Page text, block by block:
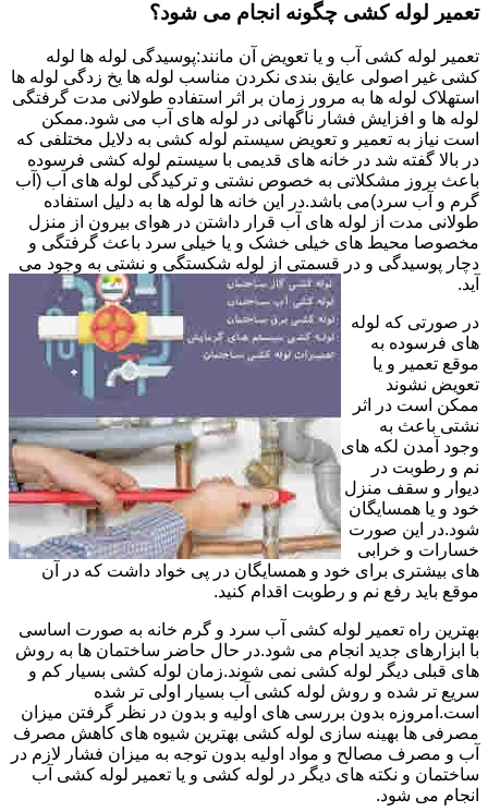
تعمیر لوله کشی چگونه انجام می شود؟
تعمیر لوله کشی آب و یا تعویض آن مانند:پوسیدگی لوله ها لوله
کشی غیر اصولی عایق بندی نکردن مناسب لوله ها یخ زدگی لوله ها
استهلاک لوله ها به مرور زمان بر اثر استفاده طولانی مدت گرفتگی
لوله ها و افزایش فشار ناگهانی در لوله های آب می شود.ممکن
است نیاز به تعمیر و تعویض سیستم لوله کشی به دلایل مختلفی که
در بالا گفته شد در خانه های قدیمی با سیستم لوله کشی فرسوده
باعث بروز مشکلاتی به خصوص نشتی و ترکیدگی لوله های آب (آب
گرم و آب سرد)می باشد.در این خانه ها لوله ها به دلیل استفاده
طولانی مدت از لوله های آب قرار داشتن در هوای بیرون از منزل
مخصوصا محیط های خیلی خشک و یا خیلی سرد باعث گرفتگی و
دچار پوسیدگی و در قسمتی از لوله شکستگی و نشتی به وجود می
آید.
در صورتی که لوله
های فرسوده به
موقع تعمیر و یا
تعویض نشوند
ممکن است در اثر
نشتی باعث به
وجود آمدن لکه های
نم و رطوبت در
دیوار و سقف منزل
خود و یا همسایگان
شود.در این صورت
خسارات و خرابی
های بیشتری برای خود و همسایگان در پی خواد داشت که در آن
موقع باید رفع نم و رطوبت اقدام کنید.
بهترین راه تعمیر لوله کشی آب سرد و گرم خانه به صورت اساسی
با ابزارهای جدید انجام می شود.در حال حاضر ساختمان ها به روش
های قبلی دیگر لوله کشی نمی شوند.زمان لوله کشی بسیار کم و
سریع تر شده و روش لوله کشی آب بسیار اولی تر شده
است.امروزه بدون بررسی های اولیه و بدون در نظر گرفتن میزان
مصرفی ها بهینه سازی لوله کشی بهترین شیوه های کاهش مصرف
آب و مصرف مصالح و مواد اولیه بدون توجه به میزان فشار لازم در
ساختمان و نکته های دیگر در لوله کشی و یا تعمیر لوله کشی آب
انجام می شود.